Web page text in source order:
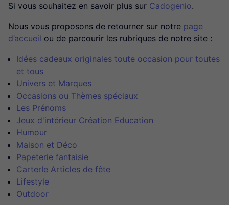
Si vous souhaitez en savoir plus sur Cadogenio.
Nous vous proposons de retourner sur notre page
d’accueil ou de parcourir les rubriques de notre site :
Idées cadeaux originales toute occasion pour toutes
et tous
Univers et Marques
Occasions ou Thèmes spéciaux
Les Prénoms
Jeux d'intérieur Création Education
Humour
Maison et Déco
Papeterie fantaisie
CarterIe Articles de fête
Lifestyle
Outdoor